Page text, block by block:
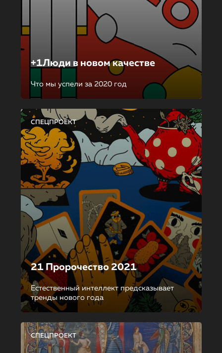
+1Люди в новом качестве
Что мы успели за 2020 год
СПЕЦПРОЕКТ
21 Пророчество 2021
Естественный интеллект предсказывает
тренды нового года
СПЕЦПРОЕКТ